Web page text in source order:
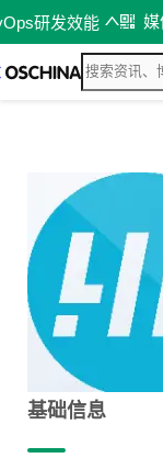
研发效能 媒
基础信息